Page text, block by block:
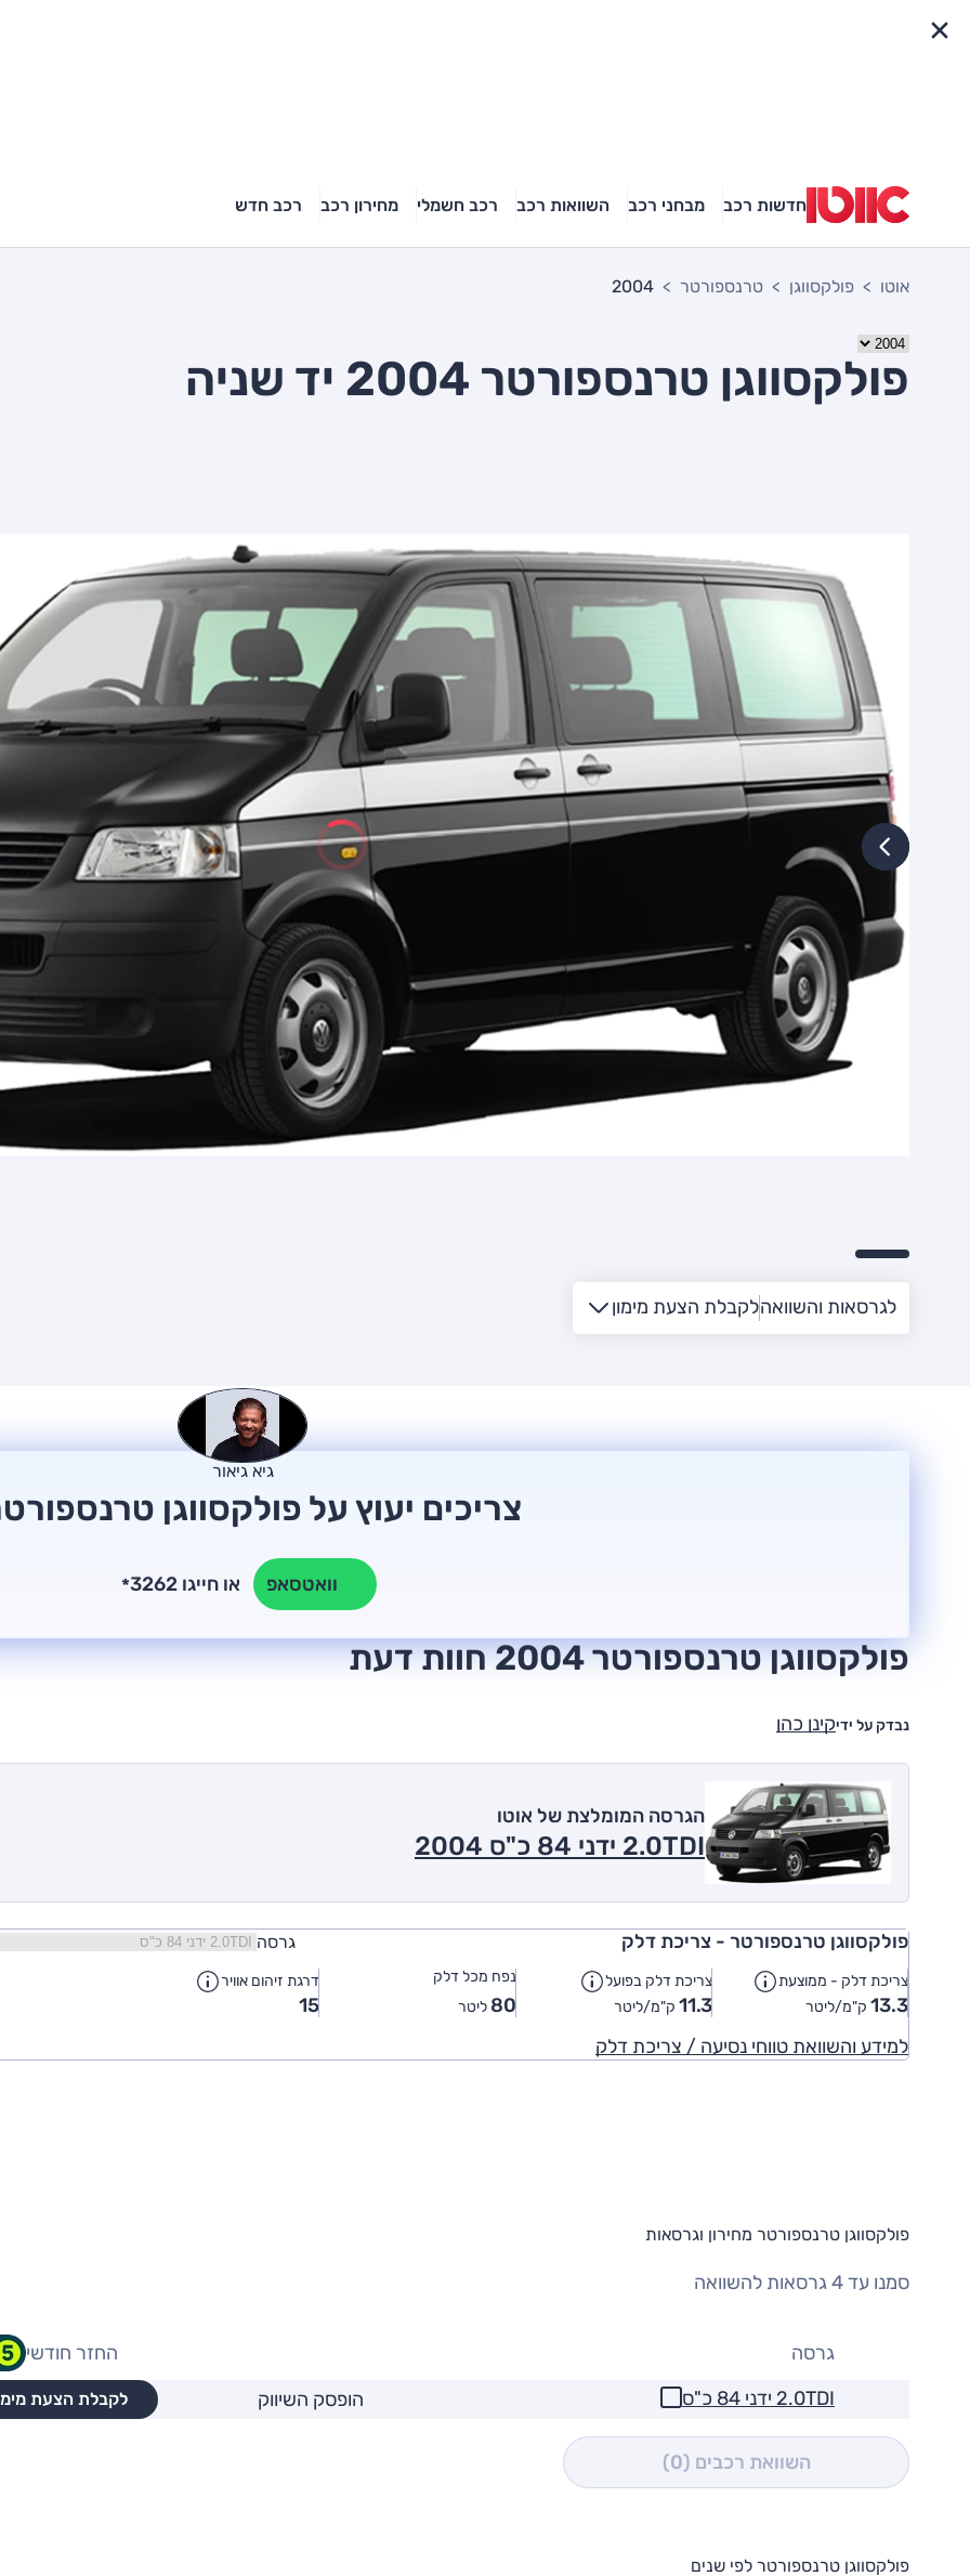
חדשות רכב מבחני רכב השוואות רכב רכב חשמלי מחירון רכב רכב חדש
אוטו פולקסווגן טרנספורטר 2004
פולקסווגן טרנספורטר 2004 יד שניה
לגרסאות והשוואהלקבלת הצעת מימון
גיא גיאור
צריכים יעוץ על פולקסווגן
וואטסאפ * או חייגו 3262
פולקסווגן טרנספורטר 2004 חוות דעת
נבדק על ידיקינן כהן
הגרסה המומלצת של אוטו
2.0TDI ידני 84 כ"ס 2004
פולקסווגן טרנספורטר - צריכת דלק גרסה
צריכת דלק - ממוצעת
13.3 ק"מ/ליטר
צריכת דלק בפועל
11.3 ק"מ/ליטר
נפח מכל דלק
80 ליטר
דרגת זיהום אוויר
15
למידע והשוואת טווחי נסיעה / צריכת דלק
פולקסווגן טרנספורטר מחירון וגרסאות
סמנו עד 4 גרסאות להשוואה
גרסה
החזר חודשי
2.0TDI ידני 84 כ"ס
הופסק השיווק לקבלת הצעת
השוואת רכבים (0)
פולקסווגן טרנספורטר לפי שנים